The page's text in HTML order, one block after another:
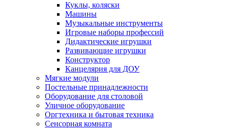
Куклы, коляски
Машины
Музыкальные инструменты
Игровые наборы профессий
Дидактические игрушки
Развивающие игрушки
Конструктор
Канцелярия для ДОУ
Мягкие модули
Постельные принадлежности
Оборудование для столовой
Уличное оборудование
Оргтехника и бытовая техника
Сенсорная комната